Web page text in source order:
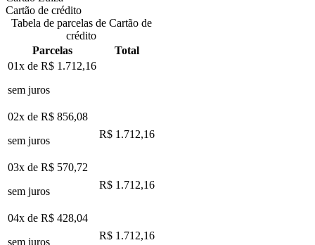
Cartão de crédito
Tabela de parcelas de Cartão de
crédito
Parcelas
Total
01x de R$ 1.712,16
sem juros
02x de R$ 856,08
sem juros
R$ 1.712,16
03x de R$ 570,72
sem juros
R$ 1.712,16
04x de R$ 428,04
sem juros
R$ 1.712,16